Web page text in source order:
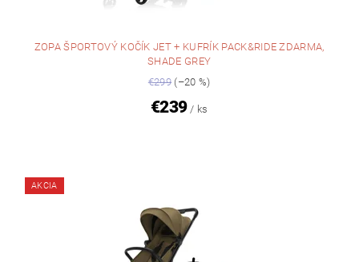
ZOPA ŠPORTOVÝ KOČÍK JET + KUFRÍK PACK&RIDE ZDARMA,
SHADE GREY
€299 (–20 %)
€239 / ks
AKCIA